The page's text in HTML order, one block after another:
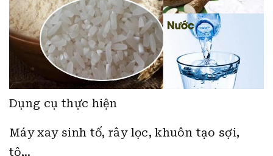
Dụng cụ thực hiện
Máy xay sinh tố, rây lọc, khuôn tạo sợi,
tô,..